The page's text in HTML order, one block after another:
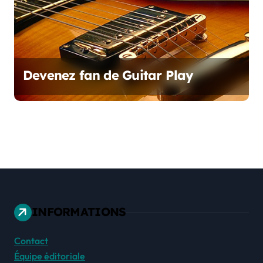
Devenez fan de Guitar Play
INFORMATIONS
Contact
Équipe éditoriale